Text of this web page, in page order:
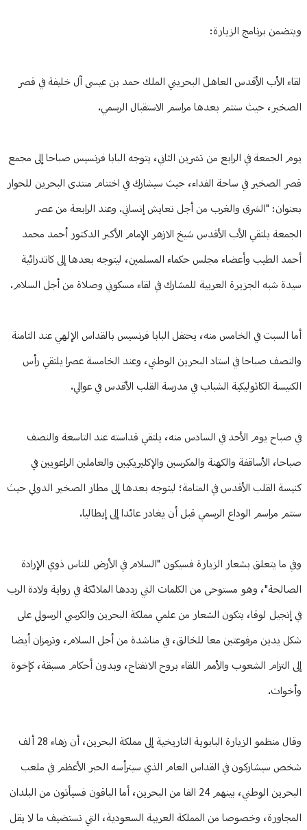
ويتضمن برنامج الزيارة:
لقاء الأب الأقدس العاهل البحريني الملك حمد بن عيسى آل خليفة في قصر
الصخير، حيث ستتم بعدها مراسم الاستقبال الرسمي.
يوم الجمعة في الرابع من تشرين الثاني، يتوجه البابا فرنسيس صباحا إلى مجمع
قصر الصخير في ساحة الفداء، حيث سيشارك في اختتام منتدى البحرين للحوار
بعنوان: "الشرق والغرب من أجل تعايش إنساني. وعند الرابعة من عصر
الجمعة يلتقي الأب الأقدس شيخ الازهر الإمام الأكبر الدكتور أحمد محمد
أحمد الطيب وأعضاء مجلس حكماء المسلمين، ليتوجه بعدها إلى كاتدرائية
سيدة شبه الجزيرة العربية للمشارك في لقاء مسكوني وصلاة من أجل السلام.
أما السبت في الخامس منه، يحتفل البابا فرنسيس بالقداس الإلهي عند الثامنة
والنصف صباحا في استاد البحرين الوطني، وعند الخامسة عصرا يلتقي رأس
الكنيسة الكاثوليكية الشباب في مدرسة القلب الأقدس في عوالي.
في صباح يوم الأحد في السادس منه، يلتقي قداسته عند التاسعة والنصف
صباحا، الأساقفة والكهنة والمكرسين والإكليريكيين والعاملين الراعويين في
كنيسة القلب الأقدس في المنامة؛ ليتوجه بعدها إلى مطار الصخير الدولي حيث
ستتم مراسم الوداع الرسمي قبل أن يغادر عائدا إلى إيطاليا.
وفي ما يتعلق بشعار الزيارة فسيكون "السلام في الأرض للناس ذوي الإرادة
الصالحة"، وهو مستوحى من الكلمات التي رددها الملائكة في رواية ولادة الرب
في إنجيل لوقا، يتكون الشعار من علمي مملكة البحرين والكرسي الرسولي على
شكل يدين مرفوعتين معا للخالق، في مناشدة من أجل السلام، وترمزان أيضا
إلى التزام الشعوب والأمم اللقاء بروح الانفتاح، وبدون أحكام مسبقة، كإخوة
وأخوات.
وقال منظمو الزيارة البابوية التاريخية إلى مملكة البحرين، أن زهاء 28 ألف
شخص سيشاركون في القداس العام الذي سيترأسه الحبر الأعظم في ملعب
البحرين الوطني، بينهم 24 الفا من البحرين، أما الباقون فسيأتون من البلدان
المجاورة، وخصوصا من المملكة العربية السعودية، التي تستضيف ما لا يقل